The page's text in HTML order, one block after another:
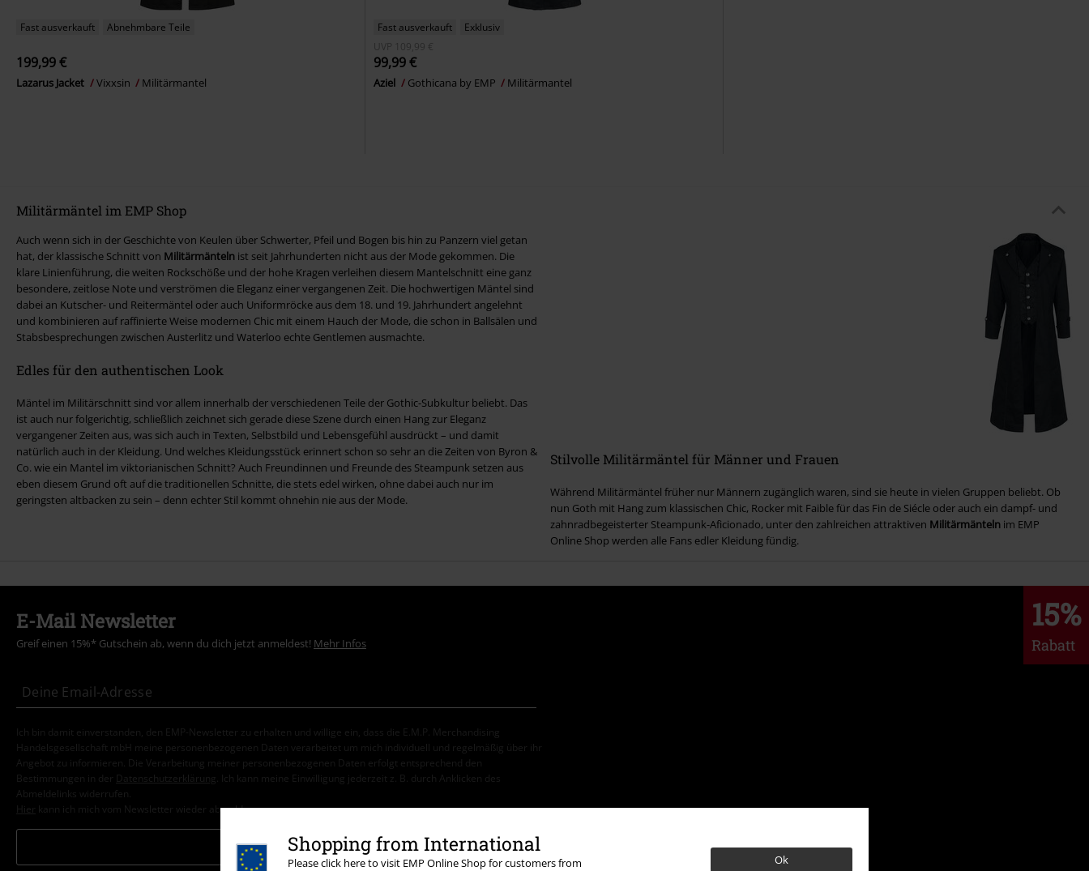
Shopping from International
Please click here to visit EMP Online Shop for customers from
Ok
Fast ausverkauft Abnehmbare Teile
199,99 €
Lazarus Jacket Vixxsin Militärmantel
Fast ausverkauft
Exklusiv
UVP
109,99 €
99,99 €
Aziel Gothicana by EMP Militärmantel
Militärmäntel im EMP Shop
Auch wenn sich in der Geschichte von Keulen über Schwerter, Pfeil und Bogen bis hin zu Panzern viel getan
hat, der klassische Schnitt von Militärmänteln ist seit Jahrhunderten nicht aus der Mode gekommen. Die
klare Linienführung, die weiten Rockschöße und der hohe Kragen verleihen diesem Mantelschnitt eine ganz
besondere, zeitlose Note und verströmen die Eleganz einer vergangenen Zeit. Die hochwertigen Mäntel sind
dabei an Kutscher- und Reitermäntel oder auch Uniformröcke aus dem 18. und 19. Jahrhundert angelehnt
und kombinieren auf raffinierte Weise modernen Chic mit einem Hauch der Mode, die schon in Ballsälen und
Stabsbesprechungen zwischen Austerlitz und Waterloo echte Gentlemen ausmachte.
Edles für den authentischen Look
Mäntel im Militärschnitt sind vor allem innerhalb der verschiedenen Teile der Gothic-Subkultur beliebt. Das
ist auch nur folgerichtig, schließlich zeichnet sich gerade diese Szene durch einen Hang zur Eleganz
vergangener Zeiten aus, was sich auch in Texten, Selbstbild und Lebensgefühl ausdrückt – und damit
natürlich auch in der Kleidung. Und welches Kleidungsstück erinnert schon so sehr an die Zeiten von Byron &
Co. wie ein Mantel im viktorianischen Schnitt? Auch Freundinnen und Freunde des Steampunk setzen aus
eben diesem Grund oft auf die traditionellen Schnitte, die stets edel wirken, ohne dabei auch nur im
geringsten altbacken zu sein – denn echter Stil kommt ohnehin nie aus der Mode.
Stilvolle Militärmäntel für Männer und Frauen
Während Militärmäntel früher nur Männern zugänglich waren, sind sie heute in vielen Gruppen beliebt. Ob
nun Goth mit Hang zum klassischen Chic, Rocker mit Faible für das Fin de Siécle oder auch ein dampf- und
zahnradbegeisterter Steampunk-Aficionado, unter den zahlreichen attraktiven Militärmäntelnim EMP
Online Shop werden alle Fans edler Kleidung fündig.
15%
Rabatt
E-Mail Newsletter
Greif einen 15%* Gutschein ab, wenn du dich jetzt anmeldest! Mehr Infos
Ich bin damit einverstanden, den EMP-Newsletter zu erhalten und willige ein, dass die E.M.P. Merchandising
Handelsgesellschaft mbH meine personenbezogenen Daten verarbeitet um mich individuell und regelmäßig über ihr
Angebot zu informieren. Die Verarbeitung meiner personenbezogenen Daten erfolgt entsprechend den
Bestimmungen in der
Datenschutzerklärung
. Ich kann meine Einwilligung jederzeit z. B. durch Anklicken des
Abmeldelinks widerrufen.
Hier kann ich mich vom Newsletter wieder abmelden.
Anmelden